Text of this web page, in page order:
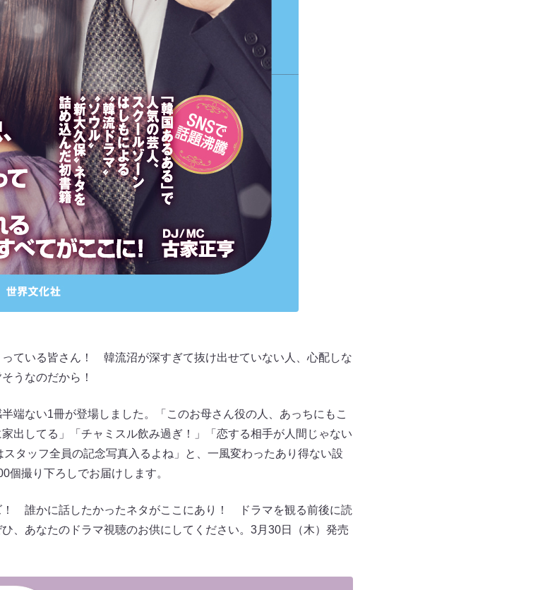
ている皆さん！ 韓流沼が深すぎて抜け出せていない人、心配しな
うなのだから！
端ない1冊が登場しました。「このお母さん役の人、あっちにもこ
出してる」「チャミスル飲み過ぎ！」「恋する相手が人間じゃない
タッフ全員の記念写真入るよね」と、一風変わったあり得ない設
個撮り下ろしでお届けします。
！ 誰かに話したかったネタがここにあり！ ドラマを観る前後に読
、あなたのドラマ視聴のお供にしてください。3月30日（木）発売